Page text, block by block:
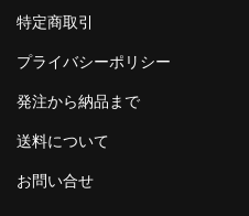
特定商取引
プライバシーポリシー
発注から納品まで
送料について
お問い合せ